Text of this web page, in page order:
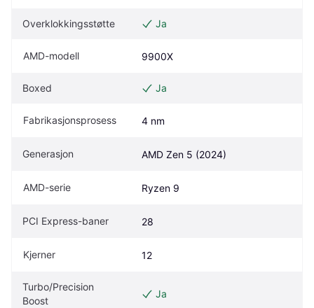
Overklokkingsstøtte Ja
AMD-modell 9900X
Boxed Ja
Fabrikasjonsprosess 4 nm
Generasjon AMD Zen 5 (2024)
AMD-serie Ryzen 9
PCI Express-baner 28
Kjerner 12
Turbo/Precision
Boost
Ja